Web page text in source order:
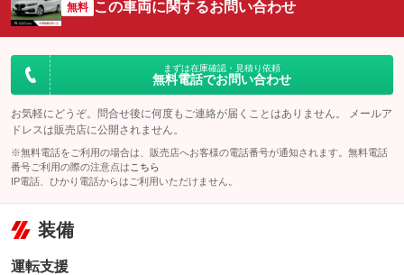
無料 この車両に関するお問い合わせ
まずは在庫確認・見積り依頼
無料電話でお問い合わせ
お気軽にどうぞ。問合せ後に何度もご連絡が届くことはありません。 メールア
ドレスは販売店に公開されません。
※無料電話をご利用の場合は、販売店へお客様の電話番号が通知されます。無料電話
番号ご利用の際の注意点は こちら
IP電話、ひかり電話からはご利用いただけません。
装備
運転支援